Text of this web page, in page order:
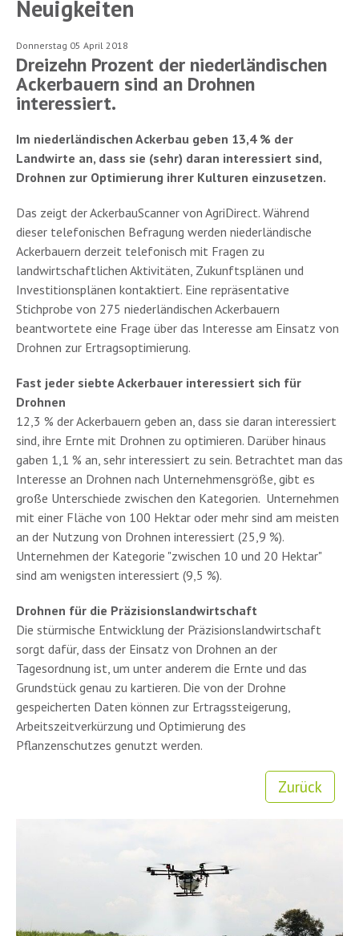
Neuigkeiten
Donnerstag 05 April 2018
Dreizehn Prozent der niederländischen
Ackerbauern sind an Drohnen
interessiert.
Im niederländischen Ackerbau geben 13,4 % der
Landwirte an, dass sie (sehr) daran interessiert sind,
Drohnen zur Optimierung ihrer Kulturen einzusetzen.
Das zeigt der AckerbauScanner von AgriDirect. Während
dieser telefonischen Befragung werden niederländische
Ackerbauern derzeit telefonisch mit Fragen zu
landwirtschaftlichen Aktivitäten, Zukunftsplänen und
Investitionsplänen kontaktiert. Eine repräsentative
Stichprobe von 275 niederländischen Ackerbauern
beantwortete eine Frage über das Interesse am Einsatz von
Drohnen zur Ertragsoptimierung.
Fast jeder siebte Ackerbauer interessiert sich für
Drohnen
12,3 % der Ackerbauern geben an, dass sie daran interessiert
sind, ihre Ernte mit Drohnen zu optimieren. Darüber hinaus
gaben 1,1 % an, sehr interessiert zu sein. Betrachtet man das
Interesse an Drohnen nach Unternehmensgröße, gibt es
große Unterschiede zwischen den Kategorien. Unternehmen
mit einer Fläche von 100 Hektar oder mehr sind am meisten
an der Nutzung von Drohnen interessiert (25,9 %).
Unternehmen der Kategorie "zwischen 10 und 20 Hektar"
sind am wenigsten interessiert (9,5 %).
Drohnen für die Präzisionslandwirtschaft
Die stürmische Entwicklung der Präzisionslandwirtschaft
sorgt dafür, dass der Einsatz von Drohnen an der
Tagesordnung ist, um unter anderem die Ernte und das
Grundstück genau zu kartieren. Die von der Drohne
gespeicherten Daten können zur Ertragssteigerung,
Arbeitszeitverkürzung und Optimierung des
Pflanzenschutzes genutzt werden.
Zurück